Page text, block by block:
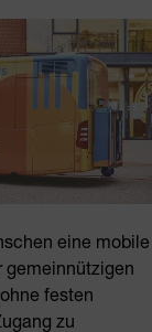
eine mobile
gemeinnützigen
festen
zu